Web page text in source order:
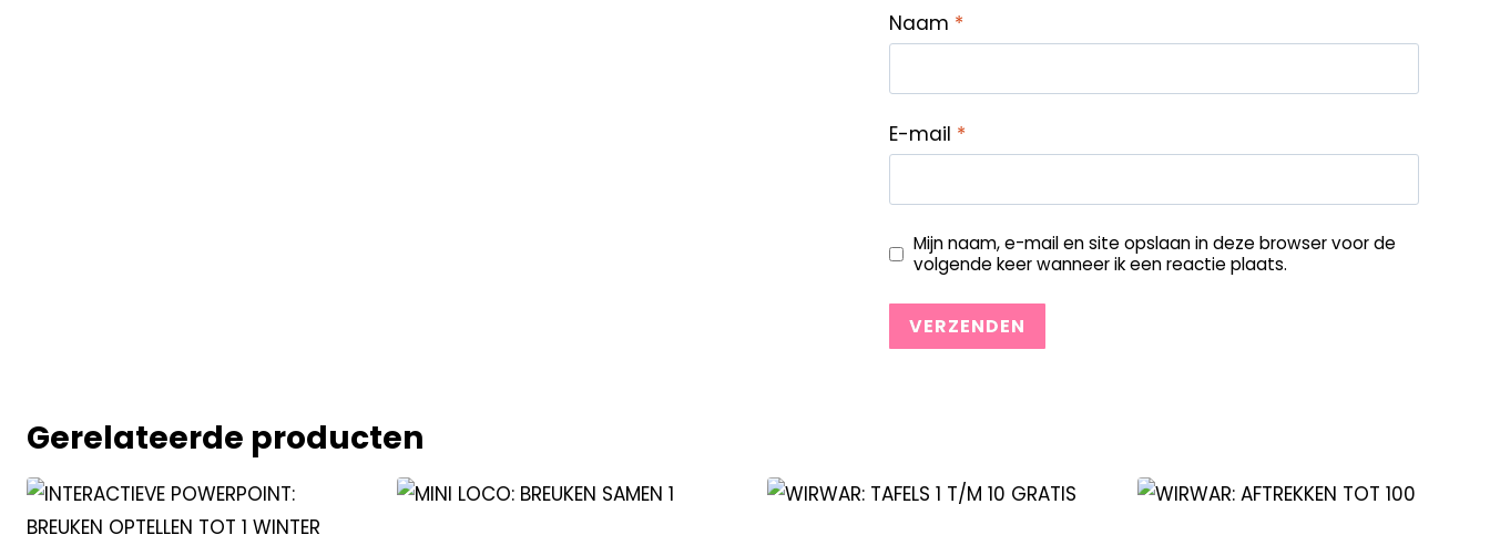
Naam *
E-mail *
Mijn naam, e-mail en site opslaan in deze browser voor de
volgende keer wanneer ik een reactie plaats.
Gerelateerde producten